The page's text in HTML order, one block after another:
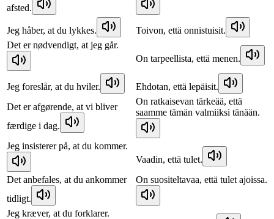
afsted.
Jeg håber, at du lykkes.
Toivon, että onnistuisit.
Det er nødvendigt, at jeg går.
On tarpeellista, että menen.
Jeg foreslår, at du hviler.
Ehdotan, että lepäisit.
Det er afgørende, at vi bliver
færdige i dag.
On ratkaisevan tärkeää, että
saamme tämän valmiiksi tänään.
Jeg insisterer på, at du kommer.
Vaadin, että tulet.
Det anbefales, at du ankommer
tidligt.
On suositeltavaa, että tulet ajoissa.
Jeg kræver, at du forklarer.